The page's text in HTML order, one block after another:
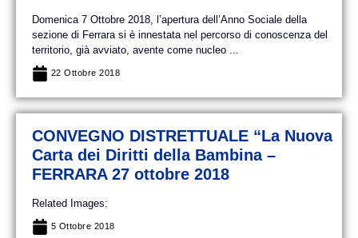
Domenica 7 Ottobre 2018, l’apertura dell’Anno Sociale della
sezione di Ferrara si è innestata nel percorso di conoscenza del
territorio, già avviato, avente come nucleo ...
22 Ottobre 2018
CONVEGNO DISTRETTUALE “La Nuova
Carta dei Diritti della Bambina –
FERRARA 27 ottobre 2018
Related Images:
5 Ottobre 2018